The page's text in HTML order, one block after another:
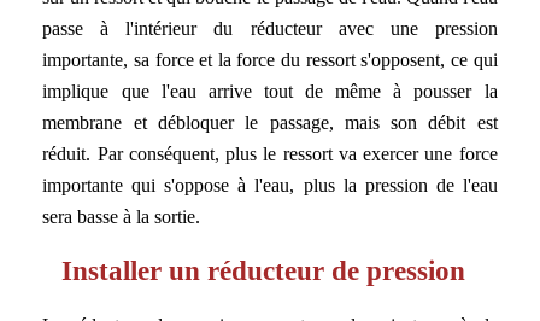
passe à l'intérieur du réducteur avec une pression
importante, sa force et la force du ressort s'opposent, ce qui
implique que l'eau arrive tout de même à pousser la
membrane et débloquer le passage, mais son débit est
réduit. Par conséquent, plus le ressort va exercer une force
importante qui s'oppose à l'eau, plus la pression de l'eau
sera basse à la sortie.
Installer un réducteur de pression